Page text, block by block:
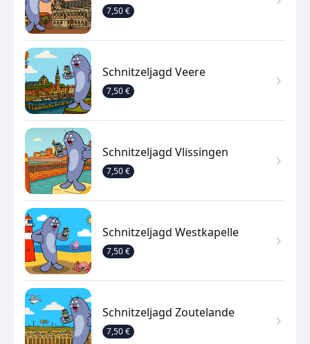
7,50 €
Schnitzeljagd Veere
7,50 €
Schnitzeljagd Vlissingen
7,50 €
Schnitzeljagd Westkapelle
7,50 €
Schnitzeljagd Zoutelande
7,50 €